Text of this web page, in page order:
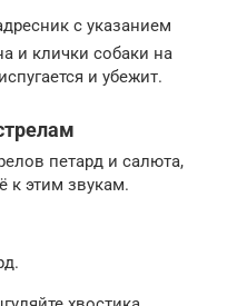
с указанием
и клички собаки на
и убежит.
петард и салюта,
к этим звукам.